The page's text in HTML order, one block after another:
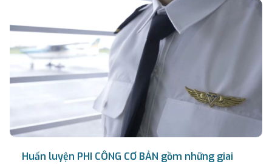
Huấn luyện PHI CÔNG CƠ BẢN gồm những giai